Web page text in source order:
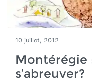
10 juillet, 2012
Montérégie
s’abreuver?